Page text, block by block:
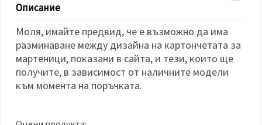
си в
"Настройки",
като
избереш
дадения
"бисквитки"
и кликнеш
бутона
"Запази"
Приеми
Описание
Моля, имайте предвид, че е възможно да има
разминаване между дизайна на картончетата за
мартеници, показани в сайта, и тези, които ще
получите, в зависимост от наличните модели
към момента на поръчката.